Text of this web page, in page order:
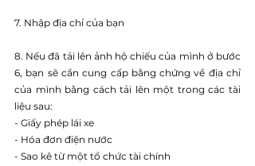
7. Nhập địa chỉ của bạn
8. Nếu đã tải lên ảnh hộ chiếu của mình ở bước
6, bạn sẽ cần cung cấp bằng chứng về địa chỉ
của mình bằng cách tải lên một trong các tài
liệu sau:
- Giấy phép lái xe
- Hóa đơn điện nước
- Sao kê từ một tổ chức tài chính